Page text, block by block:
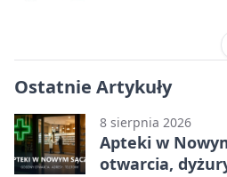
Ostatnie Artykuły
8 sierpnia 2026
Apteki w
otwarcia,